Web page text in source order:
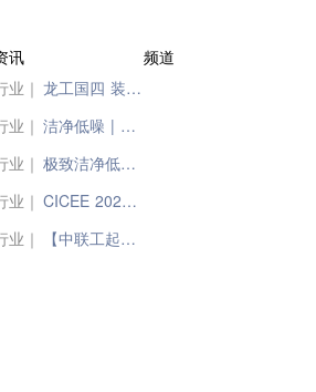
讯
业｜
龙工国四 装载典范--龙工LG955H装载机
业｜
洁净低噪 | 柳工820TE电动装载机来啦！
业｜
极致洁净低噪！柳工820TE电动装载机行业首发
业｜
CICEE 2023 | 《新能源装载机-用户关注TOP10》榜单之龙工LG866H-E电动装载机
业｜
【中联工起二手设备出售】200吨全地面起重机
频道